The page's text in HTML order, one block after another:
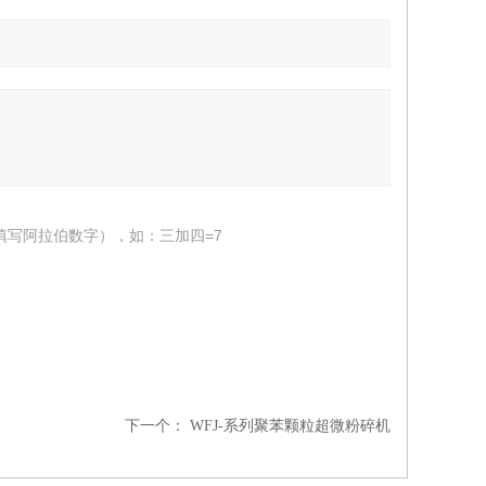
写阿拉伯数字），如：三加四=7
下一个： WFJ-系列聚苯颗粒超微粉碎机